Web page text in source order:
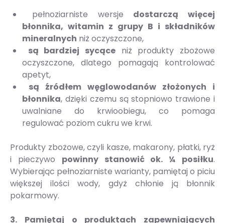
pełnoziarniste wersje dostarczą więcej
błonnika, witamin z grupy B i składników
mineralnych niż oczyszczone,
są bardziej sycące niż produkty zbożowe
oczyszczone, dlatego pomagają kontrolować
apetyt,
są źródłem węglowodanów złożonych i
błonnika, dzięki czemu są stopniowo trawione i
uwalniane do krwioobiegu, co pomaga
regulować poziom cukru we krwi.
Produkty zbożowe, czyli kasze, makarony, płatki, ryż
i pieczywo powinny stanowić ok. ¼ posiłku.
Wybierając pełnoziarniste warianty, pamiętaj o piciu
większej ilości wody, gdyż chłonie ją błonnik
pokarmowy.
3. Pamiętaj o produktach zapewniających